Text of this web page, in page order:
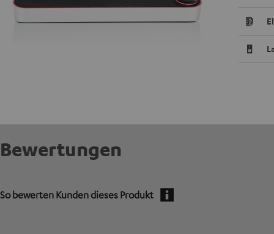
Bewertungen
So bewerten Kunden dieses Produkt